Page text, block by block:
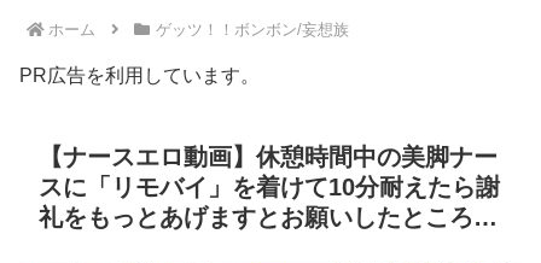
ホーム ゲッツ！！ボンボン/妄想族
PR広告を利用しています。
【ナースエロ動画】休憩時間中の美脚ナー
スに「リモバイ」を着けて10分耐えたら謝
礼をもっとあげますとお願いしたところ…